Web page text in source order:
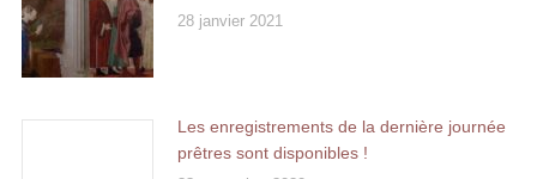
28 janvier 2021
Les enregistrements de la dernière journée
prêtres sont disponibles !